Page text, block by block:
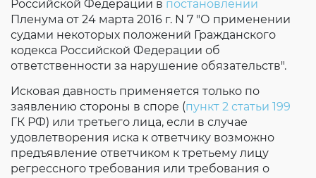
Российской Федерации в постановлении
Пленума от 24 марта 2016 г. N 7 "О применении
судами некоторых положений Гражданского
кодекса Российской Федерации об
ответственности за нарушение обязательств".
Исковая давность применяется только по
заявлению стороны в споре (пункт 2 статьи 199
ГК РФ) или третьего лица, если в случае
удовлетворения иска к ответчику возможно
предъявление ответчиком к третьему лицу
регрессного требования или требования о